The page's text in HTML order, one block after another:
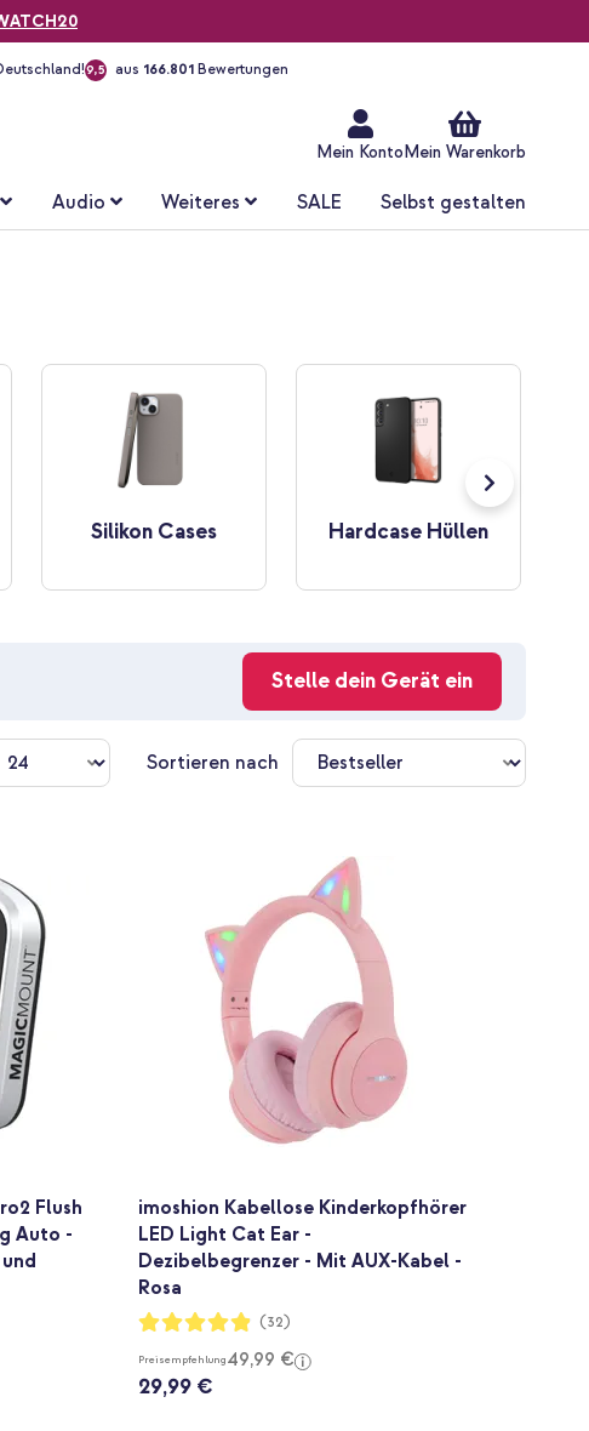
9,5 aus 166.801 Bewertungen
Mein Konto Mein Warenkorb
Audio Weiteres SALE Selbst gestalten
Silikon Cases Hardcase Hüllen
Stelle dein Gerät ein
Sortieren nach
Flush
Auto -
imoshion Kabellose Kinderkopfhörer
LED Light Cat Ear -
Dezibelbegrenzer - Mit AUX-Kabel -
Rosa
Bewertung:
97%
(32)
Preisempfehlung49,99 €
29,99 €